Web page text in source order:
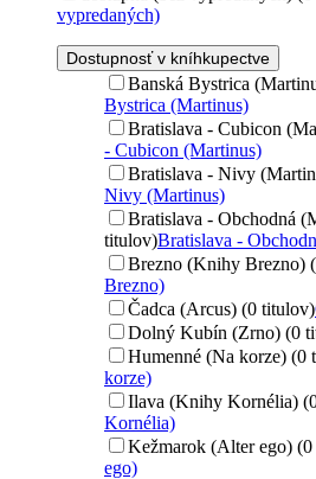
vypredaných)
Dostupnosť v kníhkupectve
Banská Bystrica
Bystrica (Martinus)
Bratislava - Cubicon
- Cubicon (Martinus)
Bratislava - Nivy
Nivy (Martinus)
Bratislava - Obchodná
titulov)Bratislava -
Brezno (Knihy Brezno)
Brezno)
Čadca (Arcus) (0 titulov)
Dolný Kubín (Zrno) (0
Humenné (Na korze) (0
korze)
Ilava (Knihy Kornélia)
Kornélia)
Kežmarok (Alter ego)
ego)